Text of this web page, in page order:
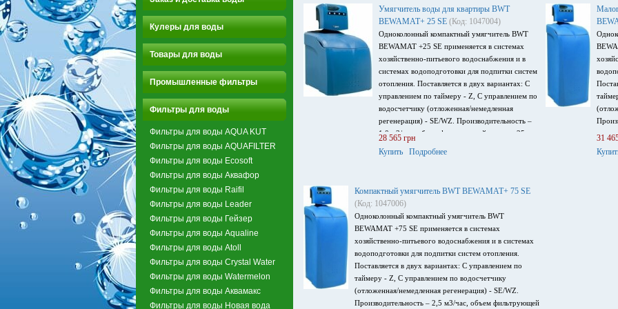
Кулеры для воды
Товары для воды
Промышленные фильтры
Фильтры для воды
Фильтры для воды AQUA KUT
Фильтры для воды AQUAFILTER
Фильтры для воды Ecosoft
Фильтры для воды Аквафор
Фильтры для воды Raifil
Фильтры для воды Leader
Фильтры для воды Гейзер
Фильтры для воды Aqualine
Фильтры для воды Atoll
Фильтры для воды Crystal Water
Фильтры для воды Watermelon
Фильтры для воды Аквамакс
Фильтры для воды Новая вода
Умягчитель воды для квартиры BWT
BEWAMAT+ 25 SE (Код: 1047004)
Одноколонный компактный умягчитель BWT
BEWAMAT +25 SE применяется в системах
хозяйственно-питьевого водоснабжения и в
системах водоподготовки для подпитки систем
отопления. Поставляется в двух вариантах: С
управлением по таймеру - Z, С управлением по
водосчетчику (отложенная/немедленная
регенерация) - SE/WZ. Производительность –
1,0 м3/час, объем фильтрующей среды – 25 л.,
рабочее давление 1.5-6 атм, рабочая
температура 2-30 оС, напряжение питания
28 565 грн
Купить
Подробнее
среды
Гц.
31
Компактный умягчитель BWT BEWAMAT+ 75 SE
(Код: 1047006)
Одноколонный компактный умягчитель BWT
BEWAMAT +75 SE применяется в системах
хозяйственно-питьевого водоснабжения и в системах
водоподготовки для подпитки систем отопления.
Поставляется в двух вариантах: С управлением по
таймеру - Z, С управлением по водосчетчику
(отложенная/немедленная регенерация) - SE/WZ.
Производительность – 2,5 м3/час, объем фильтрующей